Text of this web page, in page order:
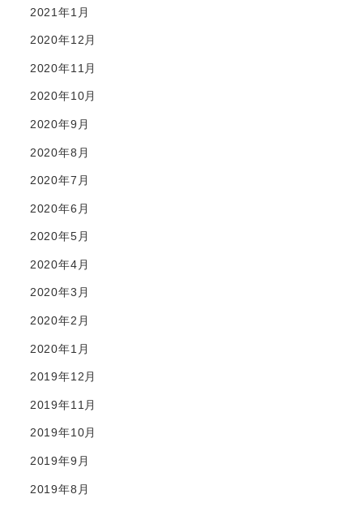
2021年1月
2020年12月
2020年11月
2020年10月
2020年9月
2020年8月
2020年7月
2020年6月
2020年5月
2020年4月
2020年3月
2020年2月
2020年1月
2019年12月
2019年11月
2019年10月
2019年9月
2019年8月